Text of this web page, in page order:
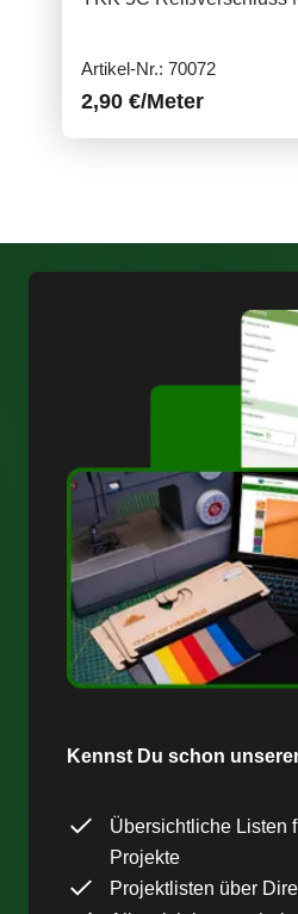
Artikel-Nr.: 70072
2,90 €/Meter
Kennst Du schon
Übersichtliche Listen
Projekte
Projektlisten über